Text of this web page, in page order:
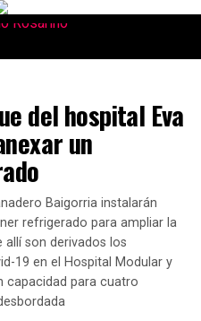
del hospital Eva
un
Baigorria instalarán
refrigerado para ampliar la
allí son derivados los
19 en el Hospital Modular y
capacidad para cuatro